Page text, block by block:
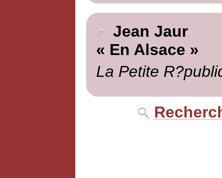
Jean Jaur
« En Alsace »
La Petite